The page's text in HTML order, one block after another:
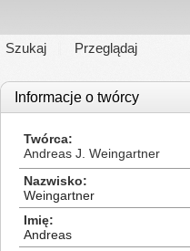
Szukaj Przeglądaj
Informacje o twórcy
Twórca
Andreas J. Weingartner
Nazwisko
Weingartner
Imię
Andreas